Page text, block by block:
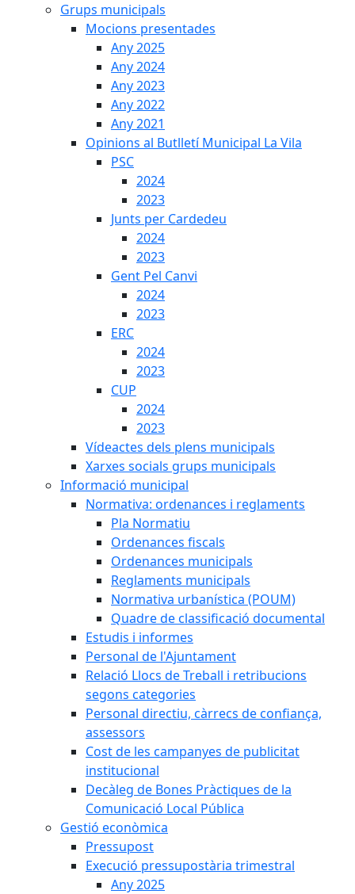
Grups municipals
Mocions presentades
Any 2025
Any 2024
Any 2023
Any 2022
Any 2021
Opinions al Butlletí Municipal La Vila
PSC
2024
2023
Junts per Cardedeu
2024
2023
Gent Pel Canvi
2024
2023
ERC
2024
2023
CUP
2024
2023
Vídeactes dels plens municipals
Xarxes socials grups municipals
Informació municipal
Normativa: ordenances i reglaments
Pla Normatiu
Ordenances fiscals
Ordenances municipals
Reglaments municipals
Normativa urbanística (POUM)
Quadre de classificació documental
Estudis i informes
Personal de l'Ajuntament
Relació Llocs de Treball i retribucions
segons categories
Personal directiu, càrrecs de confiança,
assessors
Cost de les campanyes de publicitat
institucional
Decàleg de Bones Pràctiques de la
Comunicació Local Pública
Gestió econòmica
Pressupost
Execució pressupostària trimestral
Any 2025